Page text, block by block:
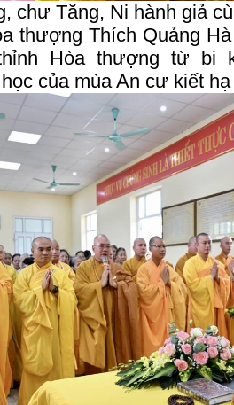
chư Tăng, Ni hành giả
thượng Thích Quảng
Hòa thượng từ bi
của mùa An cư kiết hạ